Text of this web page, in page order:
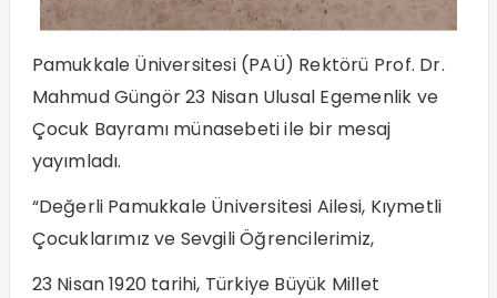
Pamukkale Üniversitesi (PAÜ) Rektörü Prof. Dr.
Mahmud Güngör 23 Nisan Ulusal Egemenlik ve
Çocuk Bayramı münasebeti ile bir mesaj
yayımladı.
“Değerli Pamukkale Üniversitesi Ailesi, Kıymetli
Çocuklarımız ve Sevgili Öğrencilerimiz,
23 Nisan 1920 tarihi, Türkiye Büyük Millet